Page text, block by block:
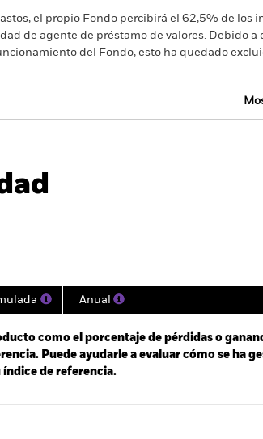
el propio Fondo percibirá el 62,5% de los
de agente de préstamo de valores. Debido a
del Fondo, esto ha quedado
Anual
como el porcentaje de pérdidas o
Puede ayudarle a evaluar cómo se ha
de referencia.